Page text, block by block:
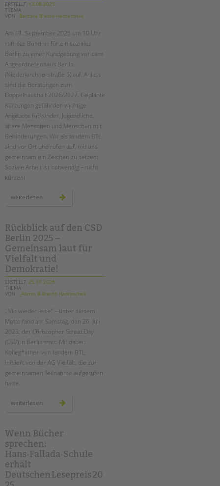
ERSTELLT 13.08.2025
THEMA
VON
Barbara Brecht-Hadraschek
Am 11. September 2025 um 10 Uhr
ruft das Bündnis für ein soziales
Berlin zu einer Kundgebung vor dem
Abgeordnetenhaus Berlin
(Niederkirchnerstraße 5) auf. Anlass
sind die Beratungen zum
Doppelhaushalt 2026/2027. Geplante
Kürzungen gefährden wichtige
Angebote für Kinder, Jugendliche,
ältere Menschen und Menschen mit
Behinderungen. Wir als tandem BTL
sind vor Ort und rufen auf, mit uns
gemeinsam ein Zeichen zu setzen:
Soziale Arbeit ist notwendig – nicht
kürzen!
weiterlesen kundgebung
am
11.
september
2025
Rückblick auf den CSD
Berlin 2025 –
Gemeinsam laut für
Vielfalt und
Demokratie!
ERSTELLT 29.07.2025
THEMA
VON
_Admin B.Brecht-Hadraschek
„Nie wieder leise“ – unter diesem
Motto fand am Samstag, den 26. Juli
2025, der Christopher Street Day
(CSD) in Berlin statt. Mit dabei:
Kolleg*innen von tandem BTL,
initiiert von der AG Vielfalt, die zur
gemeinsamen Teilnahme aufgerufen
hatte.
weiterlesen rückblick
2025
–
gemeinsam
laut
für
demokratie!
Wenn Bücher
sprechen:
Hans‑Fallada‑Schule
erhält
Deutschen Lesepreis 20